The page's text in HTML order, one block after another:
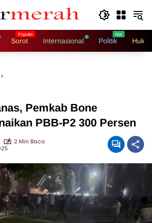
Sorot Internasional Politik
Pemkab Bone
PBB-P2 300 Persen
2 Min Baca